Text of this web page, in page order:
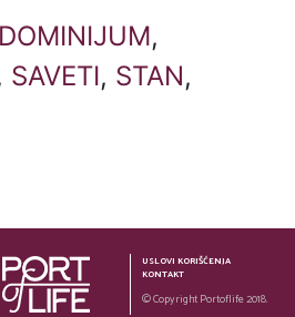
,
SAVETI, STAN,
USLOVI KORIŠĆENJA
KONTAKT
© Copyright Portoflife 2018.